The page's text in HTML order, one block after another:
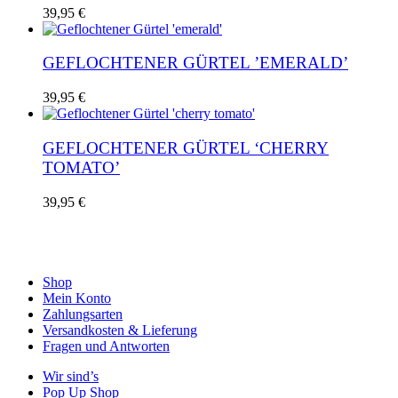
Optionen
können
der
gewählt
werden
39,95 €Dieses
Produkt
mehrere
auf.
Die
Optionen
können
auf
der
gewählt
GEFLOCHTENER GÜRTEL ’EMERALD’
39,95 €
GEFLOCHTENER GÜRTEL ‘CHERRY
TOMATO’
39,95 €Dieses
Die
Optionen
können
auf
Produktseite
gewählt
Shop
Mein Konto
Zahlungsarten
Versandkosten & Lieferung
Fragen und Antworten
Wir sind’s
Pop Up Shop